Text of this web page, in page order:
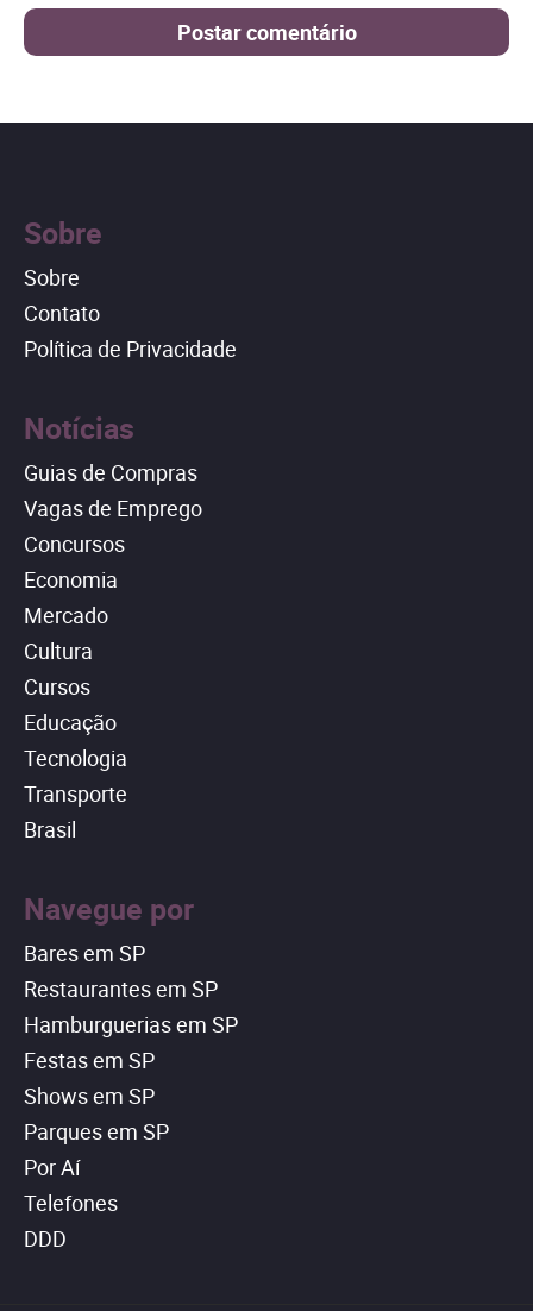
Sobre
Sobre
Contato
Política de Privacidade
Notícias
Guias de Compras
Vagas de Emprego
Concursos
Economia
Mercado
Cultura
Cursos
Educação
Tecnologia
Transporte
Brasil
Navegue por
Bares em SP
Restaurantes em SP
Hamburguerias em SP
Festas em SP
Shows em SP
Parques em SP
Por Aí
Telefones
DDD